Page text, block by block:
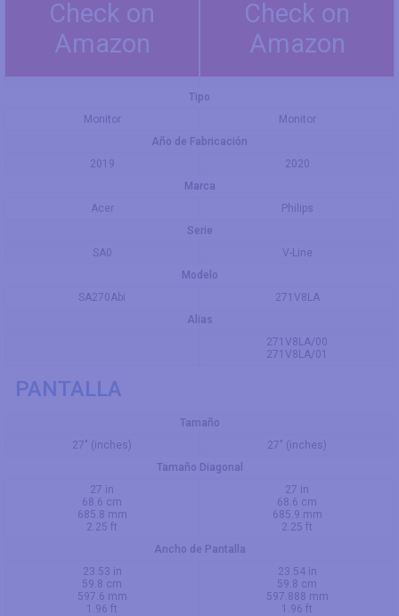
Check on
Amazon
Check on
Amazon
Tipo
Monitor
Monitor
Año de Fabricación
2019
2020
Marca
Acer
Philips
Serie
SA0
V-Line
Modelo
SA270Abi
271V8LA
Alias
271V8LA/00
271V8LA/01
PANTALLA
Tamaño
27" (inches)
27" (inches)
Tamaño Diagonal
27 in
68.6 cm
685.8 mm
2.25 ft
27 in
68.6 cm
685.9 mm
2.25 ft
Ancho de Pantalla
23.53 in
59.8 cm
597.6 mm
1.96 ft
23.54 in
59.8 cm
597.888 mm
1.96 ft